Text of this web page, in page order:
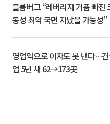
블룸버그 “레버리지 거품 빠진
동성 최악 국면 지났을 가능성”
영업익으로 이자도 못 낸다…
업 5년 새 62→173곳